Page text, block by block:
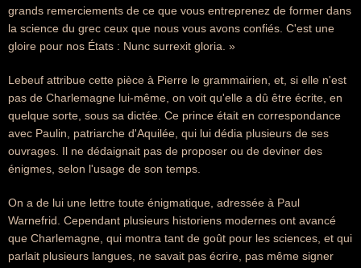
grands remerciements de ce que vous entreprenez de former dans
la science du grec ceux que nous vous avons confiés. C'est une
gloire pour nos États : Nunc surrexit gloria. »
Lebeuf attribue cette pièce à Pierre le grammairien, et, si elle n'est
pas de Charlemagne lui-même, on voit qu'elle a dû être écrite, en
quelque sorte, sous sa dictée. Ce prince était en correspondance
avec Paulin, patriarche d'Aquilée, qui lui dédia plusieurs de ses
ouvrages. Il ne dédaignait pas de proposer ou de deviner des
énigmes, selon l'usage de son temps.
On a de lui une lettre toute énigmatique, adressée à Paul
Warnefrid. Cependant plusieurs historiens modernes ont avancé
que Charlemagne, qui montra tant de goût pour les sciences, et qui
parlait plusieurs langues, ne savait pas écrire, pas même signer